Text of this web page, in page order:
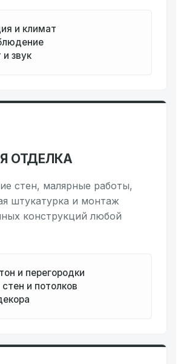
и климат
и звук
ОТДЕЛКА
стен, малярные работы,
штукатурка и монтаж
конструкций любой
и перегородки
и потолков